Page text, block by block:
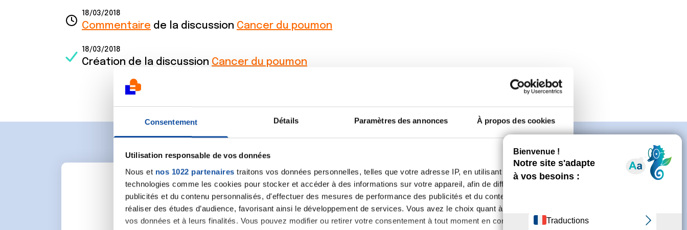
Consentement Détails Paramètres des annonces À propos des cookies
Utilisation responsable de vos données
Nous et nos 1022 partenaires traitons vos données personnelles, telles que votre adresse IP, en utilisant des
technologies comme les cookies pour stocker et accéder à des informations sur votre appareil, afin de diffuser des
publicités et du contenu personnalisés, d'effectuer des mesures de performance des publicités et du contenu, ainsi que de
réaliser des études d’audience, favorisant ainsi le développement de services. Vous avez le choix quant à l'utilisation de
vos données et à leurs finalités. Vous pouvez modifier ou retirer votre consentement à tout moment en consultant la
18/03/2018
Commentaire de la discussion Cancer du poumon
18/03/2018
Création de la discussion Cancer du poumon
Lancer une discussion